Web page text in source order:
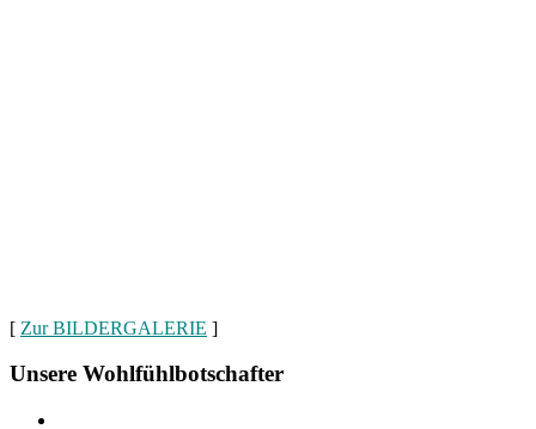
[ Zur BILDERGALERIE ]
Unsere Wohlfühlbotschafter